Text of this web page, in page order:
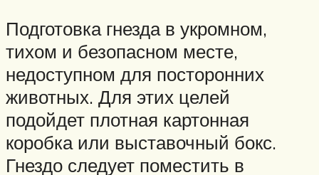
Подготовка гнезда в укромном,
тихом и безопасном месте,
недоступном для посторонних
животных. Для этих целей
подойдет плотная картонная
коробка или выставочный бокс.
Гнездо следует поместить в